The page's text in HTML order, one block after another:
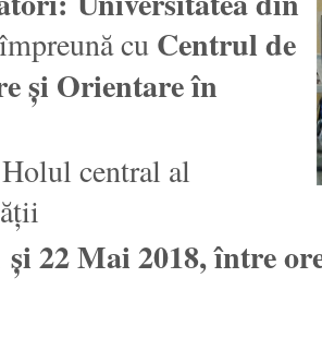
cu Centrul de
și Orientare în
Holul central al
și 22 Mai 2018, între